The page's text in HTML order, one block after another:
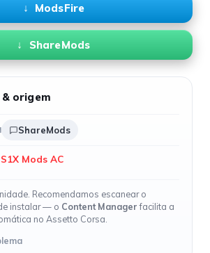
ModsFire
ShareMods
origem
ShareMods
S1X Mods AC
Recomendamos escanear o
instalar — o Content Managerfacilita a
no Assetto Corsa.